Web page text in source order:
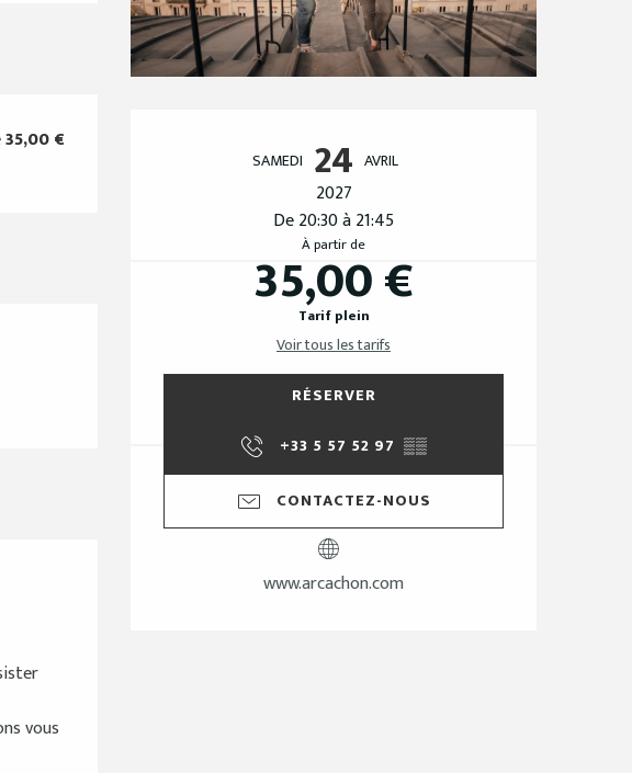
Ouverture et
SAMEDI 24 AVRIL
2027
De 20:30 à 21:45
À partir de
35,00 €
Tarif plein
Voir tous les tarifs
RÉSERVER
+33 5 57 52 97 ▒▒
CONTACTEZ-NOUS
www.arcachon.com
35,00 €
vous